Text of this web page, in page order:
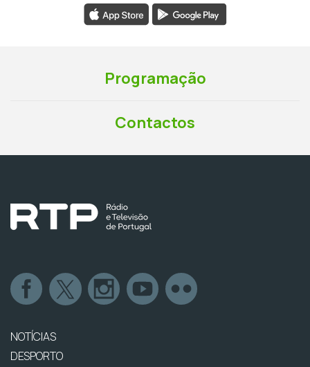
Programação
Contactos
NOTÍCIAS
DESPORTO